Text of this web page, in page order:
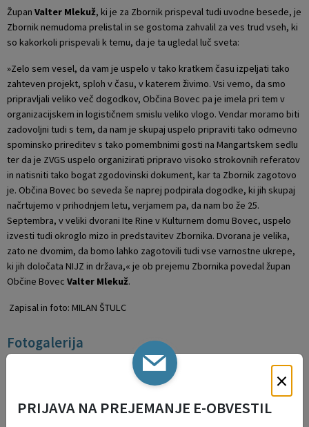
Župan Valter Mlekuž, ki je za Zbornik prispeval tudi uvodne besede, je
Zbornik nemudoma prelistal in se gostoma zahvalil za ves trud vseh, ki
so kakorkoli prispevali k temu, da je ta ugledal luč sveta:
»Zelo sem vesel, da vam je uspelo v tako kratkem času izpeljati tako
zahteven projekt, sploh v času, v katerem živimo. Vsi vemo, da smo
pripravljali veliko več dogodkov, Občina Bovec pa je imela pri tem v
organizacijskem in logističnem smislu veliko vlogo. Vendar moramo biti
zadovoljni tudi s tem, da nam je skupaj uspelo pripraviti tako odmevno
spominsko prireditev s tako pomembnimi gosti na Mangartskem sedlu
ter da je ZVGS uspelo organizirati pripravo visoko strokovnih referatov
in natisniti tako bogat zgodovinski dokument, kar ta Zbornik zagotovo
je. Občina Bovec bo seveda še naprej podpirala dogodke, ki jih skupaj
načrtujemo v prihodnjem letu, verjamem pa, da nam bo že 25.
Septembra, v veliki dvorani Ite Rine v Kulturnem domu Bovec, uspelo
izvesti tudi okroglo mizo in predstavitev Zbornika. Dvorana je velika,
zato ne dvomim, da bomo lahko zagotovili tudi vse varnostne ukrepe,
ki jih določata NIJZ in država,« je ob prejemu Zbornika povedal župan
Občine Bovec Valter Mlekuž.
Zapisal in foto: MILAN ŠTULC
Fotogalerija
×
PRIJAVA NA PREJEMANJE E-OBVESTIL